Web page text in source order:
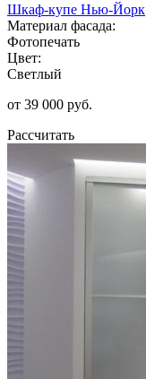
Шкаф-купе Нью-Йорк
Материал фасада:
Фотопечать
Цвет:
Светлый
от 39 000 руб.
Рассчитать